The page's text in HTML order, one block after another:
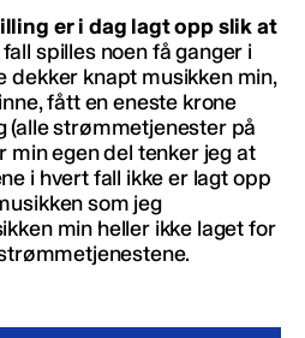
er i dag lagt opp slik at
spilles noen få ganger i
dekker knapt musikken min,
fått en eneste krone
strømmetjenester på
min egen del tenker jeg at
i hvert fall ikke er lagt opp
som jeg
min heller ikke laget for